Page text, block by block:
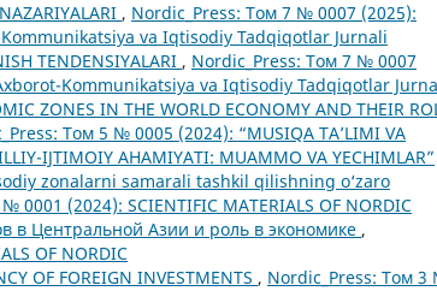
, Nordic_Press: Том 7 № 0007 (2025):
va Iqtisodiy Tadqiqotlar Jurnali
TENDENSIYALARI , Nordic_Press: Том 7 № 0007
Kommunikatsiya va Iqtisodiy Tadqiqotlar
ZONES IN THE WORLD ECONOMY AND THEIR
Том 5 № 0005 (2024): “MUSIQA TA’LIMI VA
IJTIMOIY AHAMIYATI: MUAMMO VA YECHIMLAR”
zonalarni samarali tashkil qilishning o‘zaro
0001 (2024): SCIENTIFIC MATERIALS OF NORDIC
в Центральной Азии и роль в экономике ,
OF NORDIC
OF FOREIGN INVESTMENTS , Nordic_Press: Том